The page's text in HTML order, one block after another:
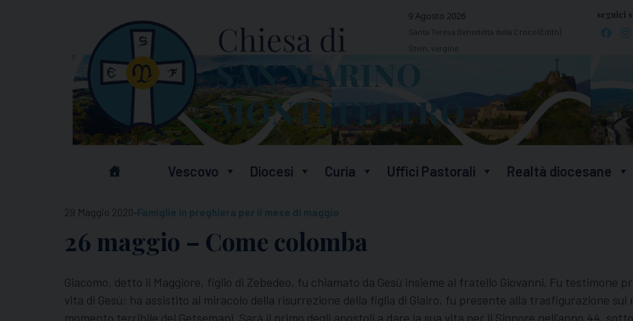
9 Agosto 2026
Santa Teresa Benedetta della Croce (Edith)
Stein, vergine
seguici
Vescovo Diocesi Curia Uffici Pastorali Realtà diocesane
29 Maggio 2020-Famiglie in preghiera per il mese di maggio
26 maggio – Come colomba
Giacomo, detto il Maggiore, figlio di Zebedeo, fu chiamato da Gesù insieme al fratello Giovanni. Fu testimone
vita di Gesù: ha assistito al miracolo della risurrezione della figlia di Giairo, fu presente alla trasfigurazione sul
momento terribile del Getsemani. Sarà il primo degli apostoli a dare la sua vita per il Signore nell’anno 44,